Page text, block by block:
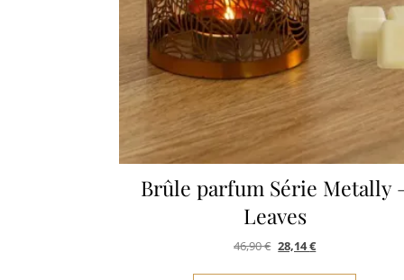
Brûle parfum Série Metally
Leaves
46,90€ Le prix initial était : 46,90
28,14€Le prix actuel est